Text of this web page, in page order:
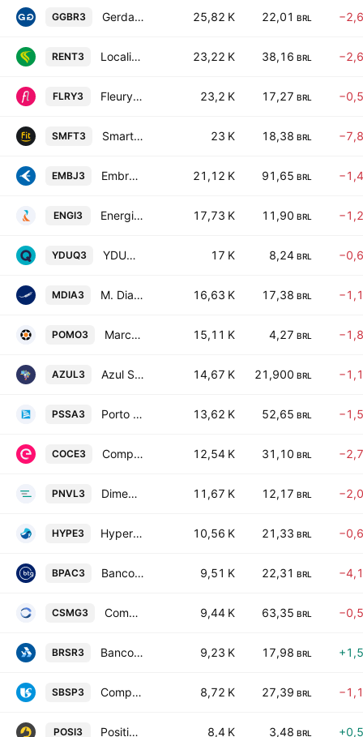
GGBR3 Gerdau S.A. 25,82 K 22,01 BRL
RENT3 Localiza Rent A Car SA 23,22 K 38,16 BRL
FLRY3 Fleury SA 23,2 K 17,27 BRL
SMFT3 Smartfit Escola de Ginastica e Danca SA 23 K 18,38 BRL
EMBJ3 Embraer S.A. 21,12 K 91,65 BRL
ENGI3 Energisa SA 17,73 K 11,90 BRL
YDUQ3 YDUQS Participacoes SA 17 K 8,24 BRL
MDIA3 M. Dias Branco SA Industria e Comercio de Alimentos 16,63 K 17,38 BRL
POMO3 Marcopolo SA 15,11 K 4,27 BRL
AZUL3 Azul S.A. 14,67 K 21,900 BRL
PSSA3 Porto Seguro S.A. 13,62 K 52,65 BRL
COCE3 Companhia Energetica do Ceara-COELCE 12,54 K 31,10 BRL
PNVL3 Dimed S.A. Distribuidora de Medicamentos 11,67 K 12,17 BRL
HYPE3 Hypera S.A. 10,56 K 21,33 BRL
BPAC3 Banco BTG Pactual SA 9,51 K 22,31 BRL
CSMG3 Companhia de Saneamento de Minas Gerais 9,44 K 63,35 BRL
BRSR3 Banco do Estado do Rio Grande do Sul SA 9,23 K 17,98 BRL
SBSP3 Companhia de Saneamento Basico do Estado de Sao Paulo SABESP 8,72 K 27,39 BRL
POSI3 Positivo Tecnologia SA 8,4 K 3,48 BRL